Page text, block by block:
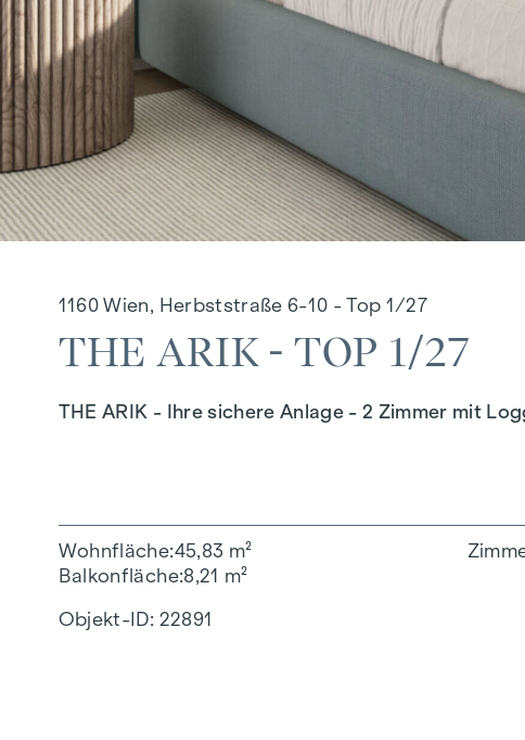
1160 Wien, Herbststraße 6-10 - Top 1/27
THE ARIK - TOP 1/27
THE ARIK - Ihre sichere Anlage - 2 Zimmer mit
Wohnfläche 45,83 m²
Balkonfläche 8,21 m²
Objekt-ID: 22891